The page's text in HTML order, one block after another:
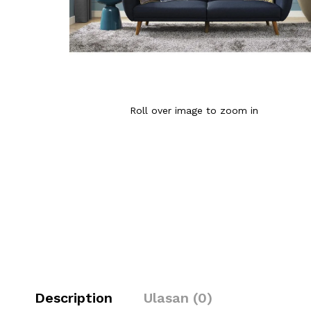
Roll over image to zoom in
Description Ulasan (0)